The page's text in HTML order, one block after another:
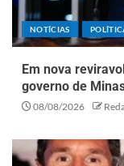
NOTÍCIAS
Em nova
governo de
08/08/2026